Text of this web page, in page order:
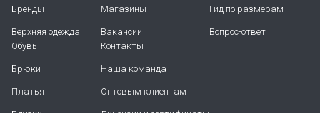
Бренды
Верхняя одежда
Обувь
Брюки
Платья
Магазины
Вакансии
Контакты
Наша команда
Оптовым клиентам
Гид по размерам
Вопрос-ответ